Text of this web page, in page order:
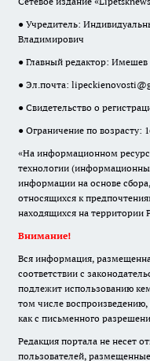
● Учредитель:
Владимирович
● Главный редактор:
● Эл.почта:
● Свидетельство о
● Ограничение по возрасту:
«На информационном
технологии
информации на основе
относящихся к
находящихся на территории
Внимание!
Вся информация,
соответствии с
подлежит использованию
том числе
как с письменного
Редакция портала не несет
пользователей,